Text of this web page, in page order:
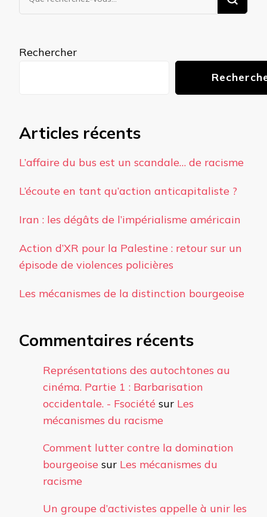
recherchiez
Rechercher
Articles récents
L’affaire du bus est un scandale… de racisme
L’écoute en tant qu’action anticapitaliste ?
Iran : les dégâts de l’impérialisme américain
Action d’XR pour la Palestine : retour sur un
épisode de violences policières
Les mécanismes de la distinction bourgeoise
Commentaires récents
Représentations des autochtones au
cinéma. Partie 1 : Barbarisation
occidentale. - Fsociété sur Les
mécanismes du racisme
Comment lutter contre la domination
bourgeoise sur Les mécanismes du
racisme
Un groupe d’activistes appelle à unir les